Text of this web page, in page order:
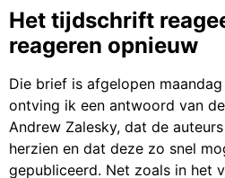
Het tijdschrift
reageren opnieuw
Die brief is afgelopen
ontving ik een antwoord van
Andrew Zalesky, dat de
herzien en dat deze zo snel
gepubliceerd. Net zoals in het